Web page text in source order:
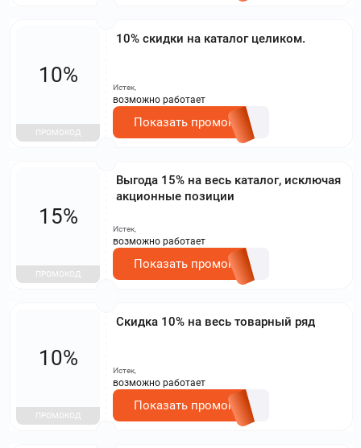
10% скидки на каталог целиком.
10%
ПРОМОКОД
Истек,
возможно работает
Показать промокод
Выгода 15% на весь каталог, исключая
акционные позиции
15%
ПРОМОКОД
Истек,
возможно работает
Показать промокод
Скидка 10% на весь товарный ряд
10%
ПРОМОКОД
Истек,
возможно работает
Показать промокод